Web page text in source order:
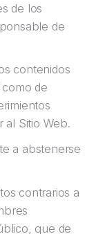
de los
de
contenidos
de
al Sitio Web.
a abstenerse
contrarios a
que de